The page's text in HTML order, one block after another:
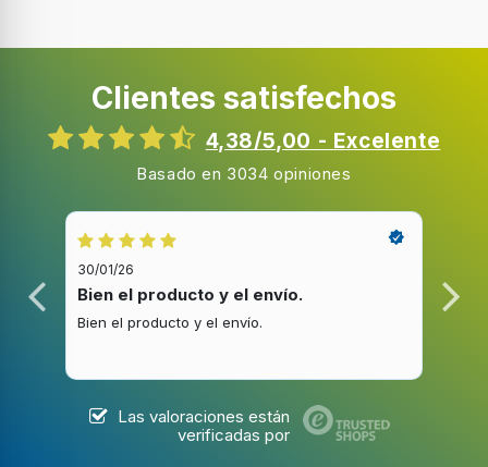
Eficiencia energética
Potencia
Voltaje de entrada AC
220 - 240 V
50 - 60 Hz
Clientes satisfechos
4,38/5,00 - Excelente
Basado en 3034 opiniones
30/01/26
Bien el producto y el envío.
Bien el producto y el envío.
Las valoraciones están
verificadas por